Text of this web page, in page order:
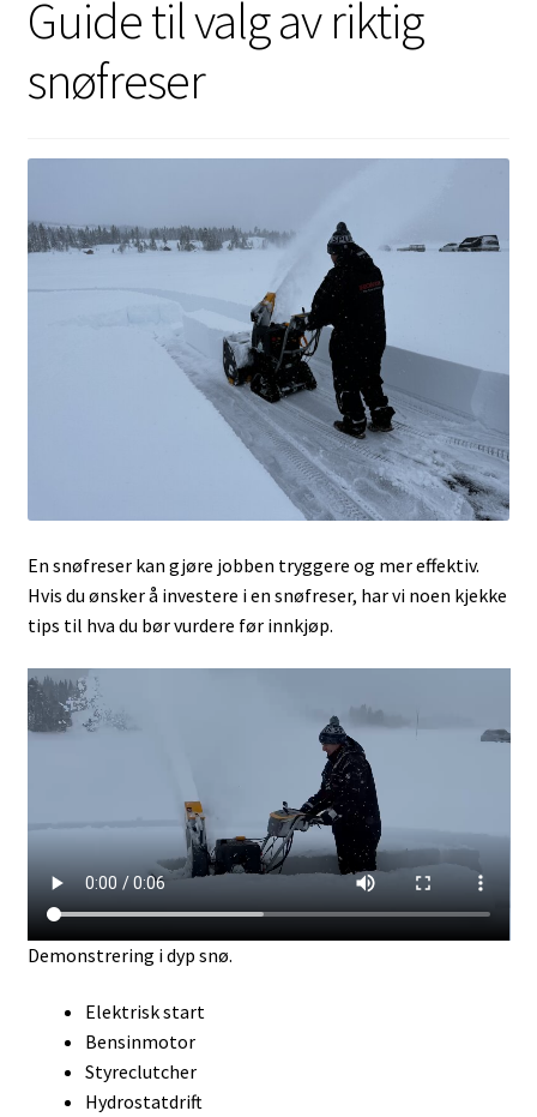
Guide til valg av riktig
snøfreser
En snøfreser kan gjøre jobben tryggere og mer effektiv.
Hvis du ønsker å investere i en snøfreser, har vi noen kjekke
tips til hva du bør vurdere før innkjøp.
Demonstrering i dyp snø.
Elektrisk start
Bensinmotor
Styreclutcher
Hydrostatdrift